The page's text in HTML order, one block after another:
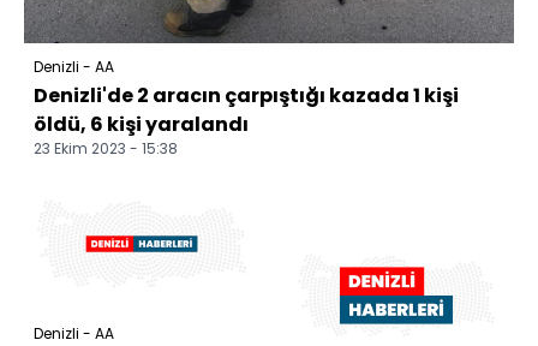
Denizli - AA
Denizli'de 2 aracın çarpıştığı kazada 1 kişi
öldü, 6 kişi yaralandı
23 Ekim 2023 - 15:38
Denizli - AA